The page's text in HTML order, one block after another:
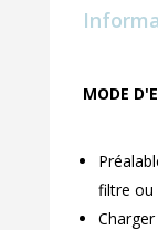
MODE
filtre ou